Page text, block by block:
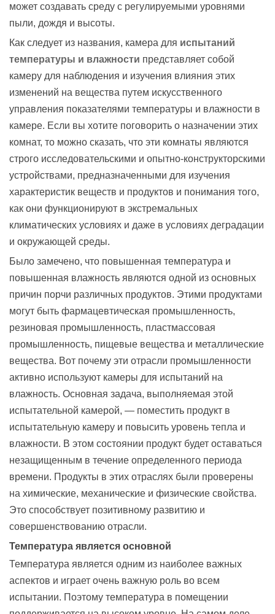
может создавать среду с регулируемыми уровнями
пыли, дождя и высоты.
Как следует из названия, камера для испытаний
температуры и влажности представляет собой
камеру для наблюдения и изучения влияния этих
изменений на вещества путем искусственного
управления показателями температуры и влажности в
камере. Если вы хотите поговорить о назначении этих
комнат, то можно сказать, что эти комнаты являются
строго исследовательскими и опытно-конструкторскими
устройствами, предназначенными для изучения
характеристик веществ и продуктов и понимания того,
как они функционируют в экстремальных
климатических условиях и даже в условиях деградации
и окружающей среды.
Было замечено, что повышенная температура и
повышенная влажность являются одной из основных
причин порчи различных продуктов. Этими продуктами
могут быть фармацевтическая промышленность,
резиновая промышленность, пластмассовая
промышленность, пищевые вещества и металлические
вещества. Вот почему эти отрасли промышленности
активно используют камеры для испытаний на
влажность. Основная задача, выполняемая этой
испытательной камерой, — поместить продукт в
испытательную камеру и повысить уровень тепла и
влажности. В этом состоянии продукт будет оставаться
незащищенным в течение определенного периода
времени. Продукты в этих отраслях были проверены
на химические, механические и физические свойства.
Это способствует позитивному развитию и
совершенствованию отрасли.
Температура является основной
Температура является одним из наиболее важных
аспектов и играет очень важную роль во всем
испытании. Поэтому температура в помещении